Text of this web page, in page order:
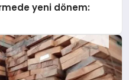
yeni dönem: